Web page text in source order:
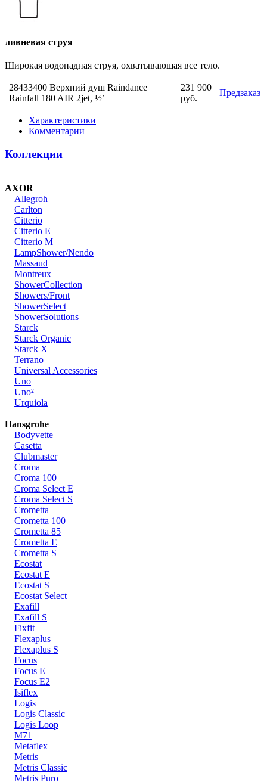
ливневая струя
Широкая водопадная струя, охватывающая все тело.
28433400 Верхний душ Raindance
Rainfall 180 AIR 2jet, ½’
231 900
руб.
Предзаказ
Характеристики
Комментарии
Коллекции
AXOR
Allegroh
Carlton
Citterio
Citterio E
Citterio M
LampShower/Nendo
Massaud
Montreux
ShowerCollection
Showers/Front
ShowerSelect
ShowerSolutions
Starck
Starck Organic
Starck X
Terrano
Universal Accessories
Uno
Uno²
Urquiola
Hansgrohe
Bodyvette
Casetta
Clubmaster
Croma
Croma 100
Croma Select E
Croma Select S
Crometta
Crometta 100
Crometta 85
Crometta E
Crometta S
Ecostat
Ecostat E
Ecostat S
Ecostat Select
Exafill
Exafill S
Fixfit
Flexaplus
Flexaplus S
Focus
Focus E
Focus E2
Isiflex
Logis
Logis Classic
Logis Loop
M71
Metaflex
Metris
Metris Classic
Metris Puro